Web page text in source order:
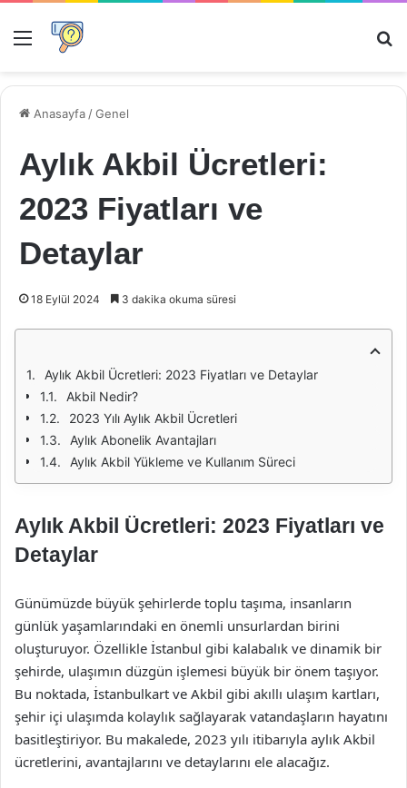
Menü
Anasayfa /Genel
Aylık Akbil Ücretleri:
2023 Fiyatları ve
Detaylar
18 Eylül 2024 3 dakika okuma süresi
Aylık Akbil Ücretleri: 2023 Fiyatları ve Detaylar
Akbil Nedir?
2023 Yılı Aylık Akbil Ücretleri
Aylık Abonelik Avantajları
Aylık Akbil Yükleme ve Kullanım Süreci
Aylık Akbil Ücretleri: 2023 Fiyatları ve
Detaylar
Günümüzde büyük şehirlerde toplu taşıma, insanların
günlük yaşamlarındaki en önemli unsurlardan birini
oluşturuyor. Özellikle İstanbul gibi kalabalık ve dinamik bir
şehirde, ulaşımın düzgün işlemesi büyük bir önem taşıyor.
Bu noktada, İstanbulkart ve Akbil gibi akıllı ulaşım kartları,
şehir içi ulaşımda kolaylık sağlayarak vatandaşların hayatını
basitleştiriyor. Bu makalede, 2023 yılı itibarıyla aylık Akbil
ücretlerini, avantajlarını ve detaylarını ele alacağız.